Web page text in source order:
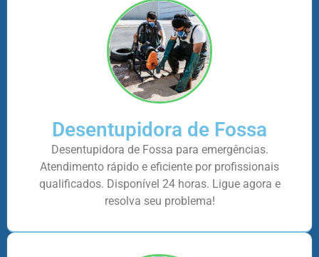
Desentupidora de Fossa
Desentupidora de Fossa para emergências.
Atendimento rápido e eficiente por profissionais
qualificados. Disponível 24 horas. Ligue agora e
resolva seu problema!